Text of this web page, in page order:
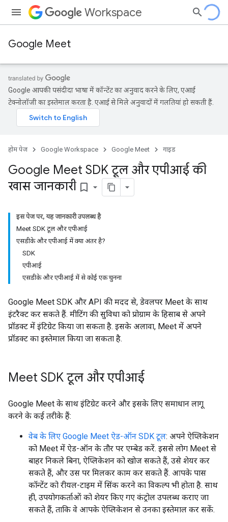
Workspace
Google Meet
Google आपकी पसंदीदा भाषा में कॉन्टेंट का अनुवाद करने के लिए, एआई
टेक्नोलॉजी का इस्तेमाल करता है. एआई से मिले अनुवादों में गलतियां हो सकती हैं.
होम पेज Google Workspace Google Meet गाइड
Google Meet SDK टूल और एपीआई की
खास जानकारी bookmark_border
इस पेज पर, यह जानकारी उपलब्ध है
Meet SDK टूल और एपीआई
एसडीके और एपीआई में क्या अंतर है?
SDK
एपीआई
एसडीके और एपीआई में से कोई एक चुनना
Google Meet SDK और API की मदद से, डेवलपर Meet के साथ
इंटरैक्ट कर सकते हैं. मीटिंग की सुविधा को प्रोग्राम के हिसाब से अपने
प्रॉडक्ट में इंटिग्रेट किया जा सकता है. इसके अलावा, Meet में अपने
प्रॉडक्ट का इस्तेमाल किया जा सकता है.
Meet SDK टूल और एपीआई
Google Meet के साथ इंटिग्रेट करने और इसके लिए समाधान लागू
करने के कई तरीके हैं:
वेब के लिए Google Meet ऐड-ऑन SDK टूल: अपने ऐप्लिकेशन
को Meet में ऐड-ऑन के तौर पर एम्बेड करें. इससे लोग Meet से
बाहर निकले बिना, ऐप्लिकेशन को खोज सकते हैं, उसे शेयर कर
सकते हैं, और उस पर मिलकर काम कर सकते हैं. आपके पास
कॉन्टेंट को रीयल-टाइम में सिंक करने का विकल्प भी होता है. साथ
ही, उपयोगकर्ताओं को शेयर किए गए कंट्रोल उपलब्ध कराए जा
सकते हैं, ताकि वे आपके ऐप्लिकेशन से उनका इस्तेमाल कर सकें.